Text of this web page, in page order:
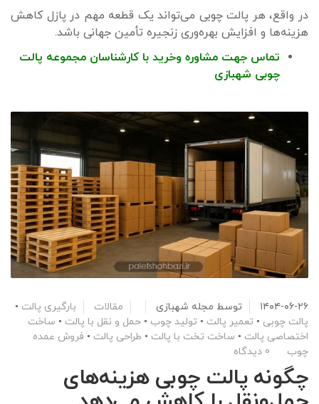
در واقع، هر پالت چوبی می‌تواند یک قطعه مهم در پازل کاهش
هزینه‌ها و افزایش بهره‌وری زنجیره تأمین جهانی باشد.
تماس جهت مشاوره وخرید با کارشناسان مجموعه پالت
چوبی شهبازی
۱۴۰۴-۰۶-۲۶ توسط مجله شهبازی مقالات بارگیری پالت •
پالت چوبی • تعمیر پالت • تولید چوب • حمل و نقل با پالت • ساخت
اختصاصی پالت • ساخت تخت با پالت • طراحی پالت • فروش عمده
چوب
0 دیدگاه
چگونه پالت چوبی هزینه‌های